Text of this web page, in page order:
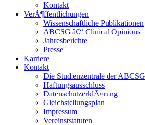
Kontakt
VerÃ¶ffentlichungen
Wissenschaftliche Publikationen
ABCSG â€“ Clinical Opinions
Jahresberichte
Presse
Karriere
Kontakt
Die Studienzentrale der ABCSG
Haftungsausschluss
DatenschutzerklÃ¤rung
Gleichstellungsplan
Impressum
Vereinststatuten